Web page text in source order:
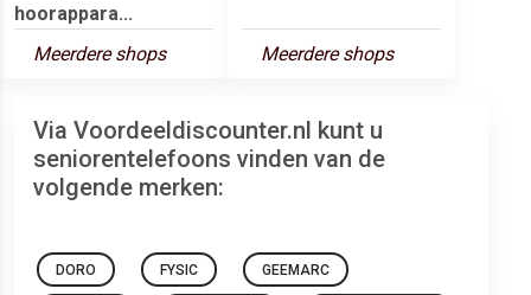
hoorappara...
Meerdere shops
Meerdere shops
Via Voordeeldiscounter.nl kunt u
seniorentelefoons vinden van de
volgende merken:
DORO FYSIC GEEMARC